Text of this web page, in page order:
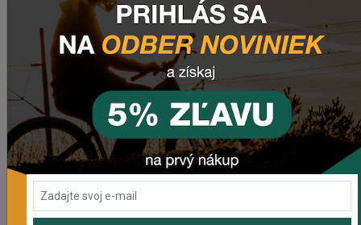
503,69 Kč
Dres CRUSSIS
1 633,93 Kč
Dámsky dres CRUSSIS
1 633,93 Kč